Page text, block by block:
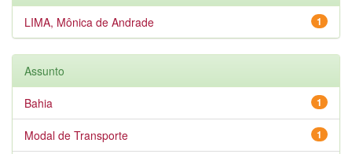
1
LIMA, Mônica de Andrade
Assunto
1
Bahia
1
Modal de Transporte